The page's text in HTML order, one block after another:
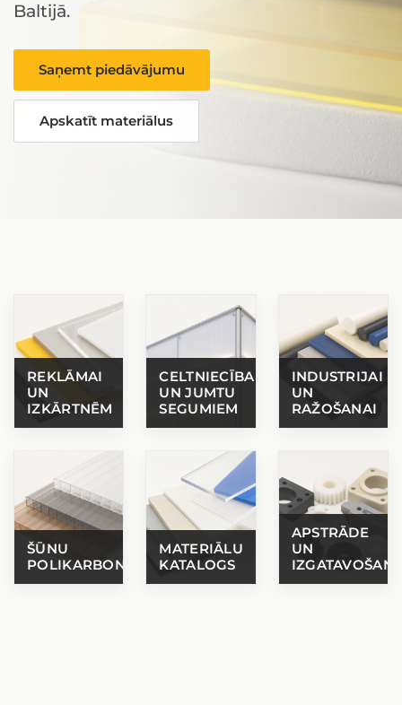
Baltijā.
Saņemt piedāvājumu
Apskatīt materiālus
REKLĀMAI
UN
IZKĀRTNĒM
CELTNIECĪBAI
UN JUMTU
SEGUMIEM
INDUSTRIJAI
UN
RAŽOŠANAI
ŠŪNU
POLIKARBONĀTS
MATERIĀLU
KATALOGS
APSTRĀDE
UN